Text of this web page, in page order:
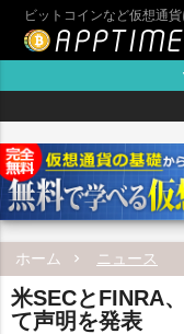
ビットコインなど仮想通
ホーム ニュース
米SECとFINRA
て声明を発表